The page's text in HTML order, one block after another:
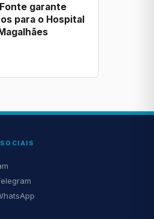
garante
para o Hospital